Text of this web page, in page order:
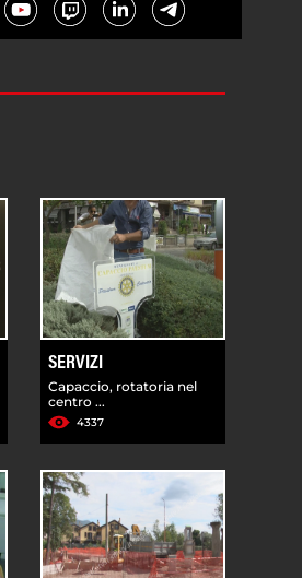
SERVIZI
Capaccio, rotatoria nel
centro ...
4337